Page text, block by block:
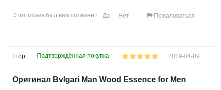
Этот отзыв был вам полезен? Да Нет Пожаловаться
Егор Подтверждённая покупка 2019-04-09
Оригинал Bvlgari Man Wood Essence for Men